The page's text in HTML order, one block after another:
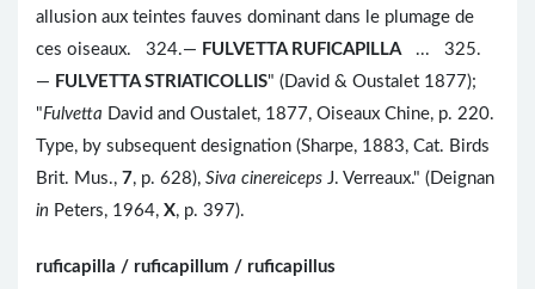
allusion aux teintes fauves dominant dans le plumage de
ces oiseaux. 324.— FULVETTA RUFICAPILLA... 325.
— FULVETTA STRIATICOLLIS" (David & Oustalet 1877);
"Fulvetta David and Oustalet, 1877, Oiseaux Chine, p. 220.
Type, by subsequent designation (Sharpe, 1883, Cat. Birds
Brit. Mus., 7, p. 628), Siva cinereiceps J. Verreaux." (Deignan
in Peters, 1964, X, p. 397).
ruficapilla / ruficapillum / ruficapillus